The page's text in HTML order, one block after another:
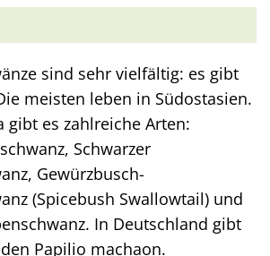
sind sehr vielfältig: es gibt
meisten leben in Südostasien.
gibt es zahlreiche Arten:
Schwarzer
Gewürzbusch-
(Spicebush Swallowtail) und
In Deutschland gibt
Papilio machaon.